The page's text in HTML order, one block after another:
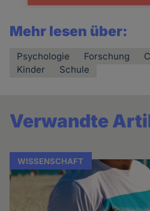
Mehr lesen über:
Psychologie Forschung
Kinder
Schule
Verwandte
WISSENSCHAFT